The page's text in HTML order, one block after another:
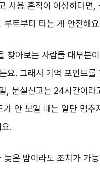
사용 흔적이 이상하다면,
루트부터 타는 게 안전해요.
찾아보는 사람들 대부분이
요. 그래서 기억 포인트를
, 분실신고는 24시간이라
가 안 보일 때는 일단 멈추
.
늦은 밤이라도 조치가 가능